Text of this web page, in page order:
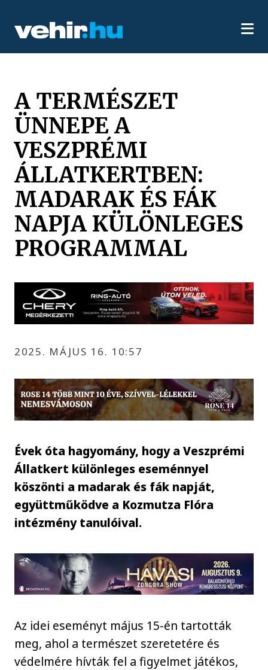
A TERMÉSZET
ÜNNEPE A
VESZPRÉMI
ÁLLATKERTBEN:
MADARAK ÉS FÁK
NAPJA KÜLÖNLEGES
PROGRAMMAL
2025. MÁJUS 16. 10:57
Évek óta hagyomány, hogy a Veszprémi
Állatkert különleges eseménnyel
köszönti a madarak és fák napját,
együttműködve a Kozmutza Flóra
intézmény tanulóival.
Az idei eseményt május 15-én tartották
meg, ahol a természet szeretetére és
védelmére hívták fel a figyelmet játékos,